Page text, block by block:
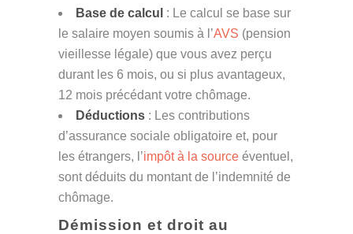
Base de calcul : Le calcul se base sur
le salaire moyen soumis à l’AVS (pension
vieillesse légale) que vous avez perçu
durant les 6 mois, ou si plus avantageux,
12 mois précédant votre chômage​​.
Déductions : Les contributions
d’assurance sociale obligatoire et, pour
les étrangers, l’impôt à la source éventuel,
sont déduits du montant de l’indemnité de
chômage​​.
Démission et droit au